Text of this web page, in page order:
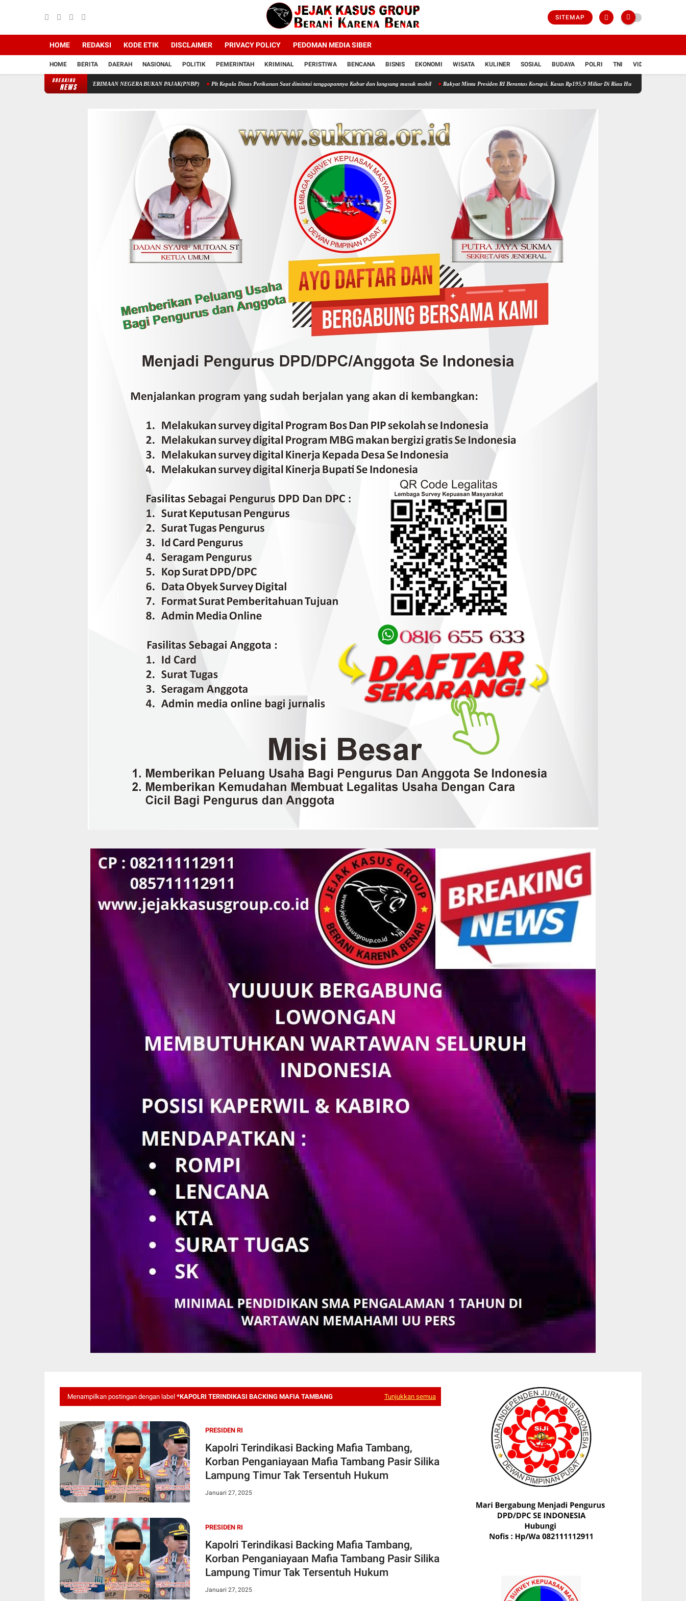
SITEMAP
HOME REDAKSI KODE ETIK DISCLAIMER PRIVACY POLICY PEDOMAN MEDIA SIBER
HOME BERITA DAERAH NASIONAL POLITIK PEMERINTAH KRIMINAL PERISTIWA BENCANA BISNIS EKONOMI WISATA KULINER SOSIAL BUDAYA POLRI TNI VIDIO
BREAKING
NEWS
MELALUI PENERIMAAN NEGERA BUKAN PAJAK(PNBP) Plt Kepala Dinas Perikanan Saat dimintai tanggapannya Kabur dan langsung masuk mobil Rakyat Minta Presiden RI Berantas Korupsi. Kasus Rp195,9 Miliar Di Riau Hukum Harus Mampu Di Tegakkan
Menampilkan postingan dengan label *KAPOLRI TERINDIKASI BACKING MAFIA TAMBANG Tunjukkan semua
PRESIDEN RI
Kapolri Terindikasi Backing Mafia Tambang,
Korban Penganiayaan Mafia Tambang Pasir Silika
Lampung Timur Tak Tersentuh Hukum
Januari 27, 2025
PRESIDEN RI
Kapolri Terindikasi Backing Mafia Tambang,
Korban Penganiayaan Mafia Tambang Pasir Silika
Lampung Timur Tak Tersentuh Hukum
Januari 27, 2025